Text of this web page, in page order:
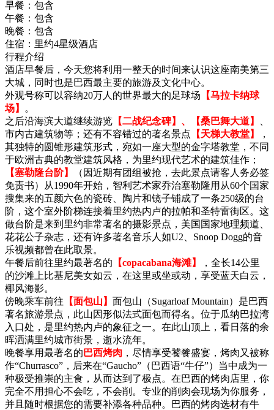
早餐： 包含
午餐： 包含
晚餐： 包含
住宿： 里约4星级酒店
行程介绍
酒店早餐后，今天您将利用一整天的时间来认识这座南美第三
大城，同时也是巴西最主要的旅游及文化中心。
外观号称可以容纳20万人的世界最大的足球场 【马拉卡纳球
场】
。
之后沿海滨大道继续游览 【二战纪念碑】、【桑巴舞大道】
市内古建筑物等；还有不容错过的著名景点 【天梯大教堂】
，
其独特的圆锥形建筑形式，宛如一座大型的金字塔教堂，不同
于欧洲古典的教堂建筑风格，为里约现代艺术的建筑佳作；
【塞勒隆台阶】
（因近期有团组被抢，去此景点请客人务必签
免责书）从1990年开始，智利艺术家乔治塞勒隆用从60个国家
搜集来的五颜六色的瓷砖、陶片和镜子铺成了一条250级的台
阶，这个室外阶梯连接着里约热内卢的拉帕和圣特雷街区。这
做台阶是来到里约非常著名的摄影景点，美国国家地理频道、
花花公子杂志，还有许多著名音乐人如U2、Snoop Dogg的音
乐视频都曾在此取景。
午餐后前往里约最著名的 【copacabana海滩】
，全长14公里
的沙滩上比基尼美女如云，在这里或坐或动，享受蓝天白云，
椰风海影。
傍晚乘车前往 【面包山】 面包山（Sugarloaf Mountain）是巴西
著名旅游景点，此山因形似法式面包而得名。位于瓜纳巴拉湾
入口处，是里约热内卢的象征之一。在此山顶上，看日落的余
晖洒满里约城市街景，逝水流年。
晚餐享用最著名的 巴西烤肉 ，尽情享受饕餮盛宴，烤肉又被称
作“Churrasco”，后来在“Gaucho”（巴西语“牛仔”）当中成为一
种极受推崇的主食，从而达到了极点。在巴西的烤肉店里，你
完全不用担心不会吃，不会削。专业的削肉会现场为你服务，
并且随时根据您的需要补添各种品种。巴西的烤肉选材有牛